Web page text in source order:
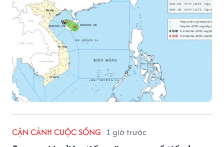
CẬN CẢNH CUỘC SỐNG 1 giờ trước